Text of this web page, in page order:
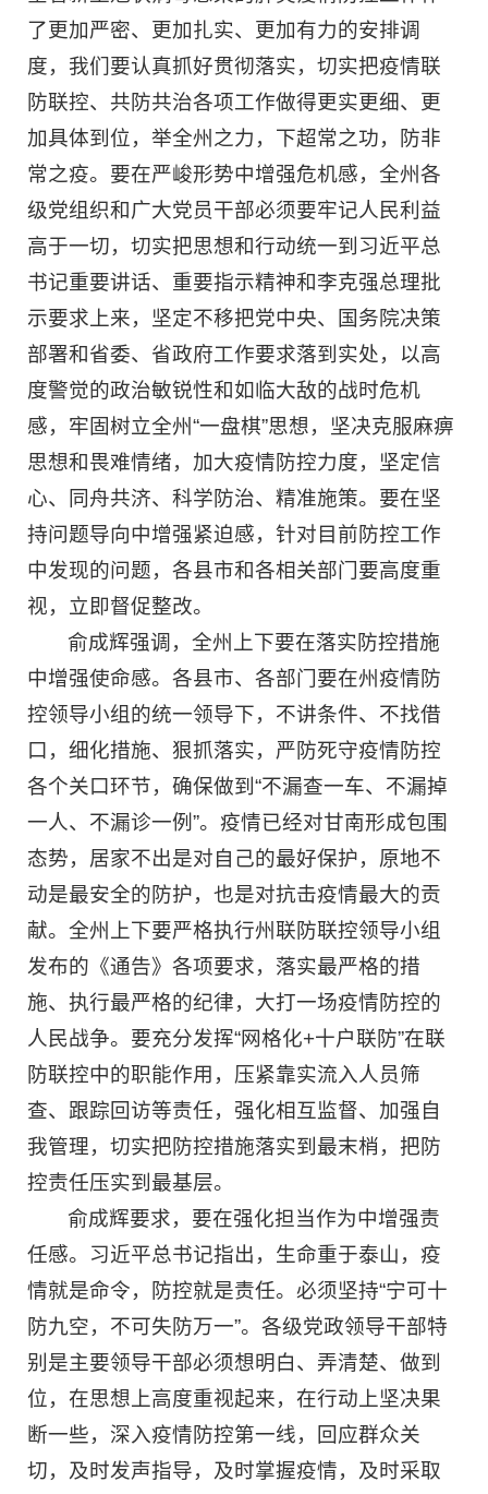
了更加严密、更加扎实、更加有力的安排调
度，我们要认真抓好贯彻落实，切实把疫情联
防联控、共防共治各项工作做得更实更细、更
加具体到位，举全州之力，下超常之功，防非
常之疫。要在严峻形势中增强危机感，全州各
级党组织和广大党员干部必须要牢记人民利益
高于一切，切实把思想和行动统一到习近平总
书记重要讲话、重要指示精神和李克强总理批
示要求上来，坚定不移把党中央、国务院决策
部署和省委、省政府工作要求落到实处，以高
度警觉的政治敏锐性和如临大敌的战时危机
感，牢固树立全州“一盘棋”思想，坚决克服麻痹
思想和畏难情绪，加大疫情防控力度，坚定信
心、同舟共济、科学防治、精准施策。要在坚
持问题导向中增强紧迫感，针对目前防控工作
中发现的问题，各县市和各相关部门要高度重
视，立即督促整改。
俞成辉强调，全州上下要在落实防控措施
中增强使命感。各县市、各部门要在州疫情防
控领导小组的统一领导下，不讲条件、不找借
口，细化措施、狠抓落实，严防死守疫情防控
各个关口环节，确保做到“不漏查一车、不漏掉
一人、不漏诊一例”。疫情已经对甘南形成包围
态势，居家不出是对自己的最好保护，原地不
动是最安全的防护，也是对抗击疫情最大的贡
献。全州上下要严格执行州联防联控领导小组
发布的《通告》各项要求，落实最严格的措
施、执行最严格的纪律，大打一场疫情防控的
人民战争。要充分发挥“网格化+十户联防”在联
防联控中的职能作用，压紧靠实流入人员筛
查、跟踪回访等责任，强化相互监督、加强自
我管理，切实把防控措施落实到最末梢，把防
控责任压实到最基层。
俞成辉要求，要在强化担当作为中增强责
任感。习近平总书记指出，生命重于泰山，疫
情就是命令，防控就是责任。必须坚持“宁可十
防九空，不可失防万一”。各级党政领导干部特
别是主要领导干部必须想明白、弄清楚、做到
位，在思想上高度重视起来，在行动上坚决果
断一些，深入疫情防控第一线，回应群众关
切，及时发声指导，及时掌握疫情，及时采取